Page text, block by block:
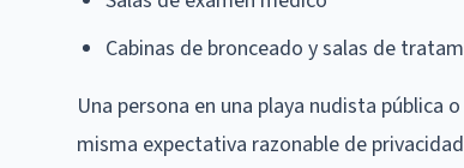
Cabinas de bronceado y salas de
Una persona en una playa nudista pública
misma expectativa razonable de